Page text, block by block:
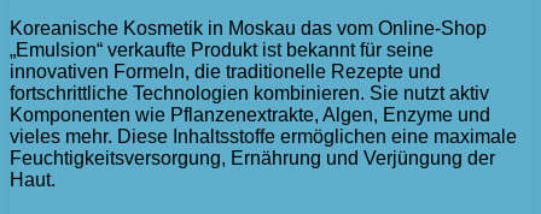
Koreanische Kosmetik in Moskau das vom Online-Shop
„Emulsion“ verkaufte Produkt ist bekannt für seine
innovativen Formeln, die traditionelle Rezepte und
fortschrittliche Technologien kombinieren. Sie nutzt aktiv
Komponenten wie Pflanzenextrakte, Algen, Enzyme und
vieles mehr. Diese Inhaltsstoffe ermöglichen eine maximale
Feuchtigkeitsversorgung, Ernährung und Verjüngung der
Haut.